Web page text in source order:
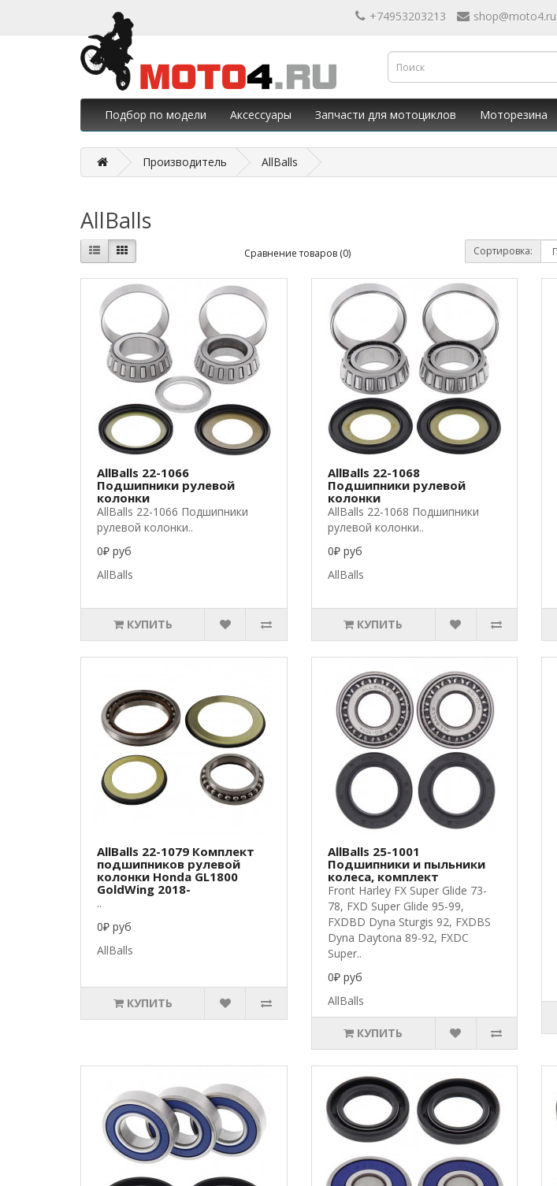
+74953203213 shop@moto4.ru
Подбор по модели Аксессуары Запчасти для мотоциклов Моторезина
Производитель AllBalls
AllBalls
Сравнение товаров (0) Сортировка:
AllBalls 22-1066
Подшипники рулевой
колонки
AllBalls 22-1066 Подшипники
рулевой колонки..
0₽ руб
AllBalls
КУПИТЬ
AllBalls 22-1068
Подшипники рулевой
колонки
AllBalls 22-1068 Подшипники
рулевой колонки..
0₽ руб
AllBalls
КУПИТЬ
AllBalls 22-1079 Комплект
подшипников рулевой
колонки Honda GL1800
GoldWing 2018-
..
0₽ руб
AllBalls
КУПИТЬ
AllBalls 25-1001
Подшипники и пыльники
колеса, комплект
Front Harley FX Super Glide 73-
78, FXD Super Glide 95-99,
FXDBD Dyna Sturgis 92, FXDBS
Dyna Daytona 89-92, FXDC
Super..
0₽ руб
AllBalls
КУПИТЬ